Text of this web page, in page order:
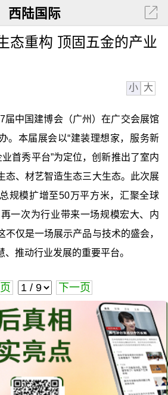
西陆国际
态重构 顶固五金的产业
小 大
届中国建博会（广州）在广交会展馆
。本届展会以“建装理想家，服务新
业首秀平台”为定位，创新推出了室内
态、材艺智造生态三大生态。此次展
规模扩增至50万平方米，汇聚全球
一次为行业带来一场规模宏大、内
不仅是一场展示产品与技术的盛会，
、推动行业发展的重要平台。
下一页